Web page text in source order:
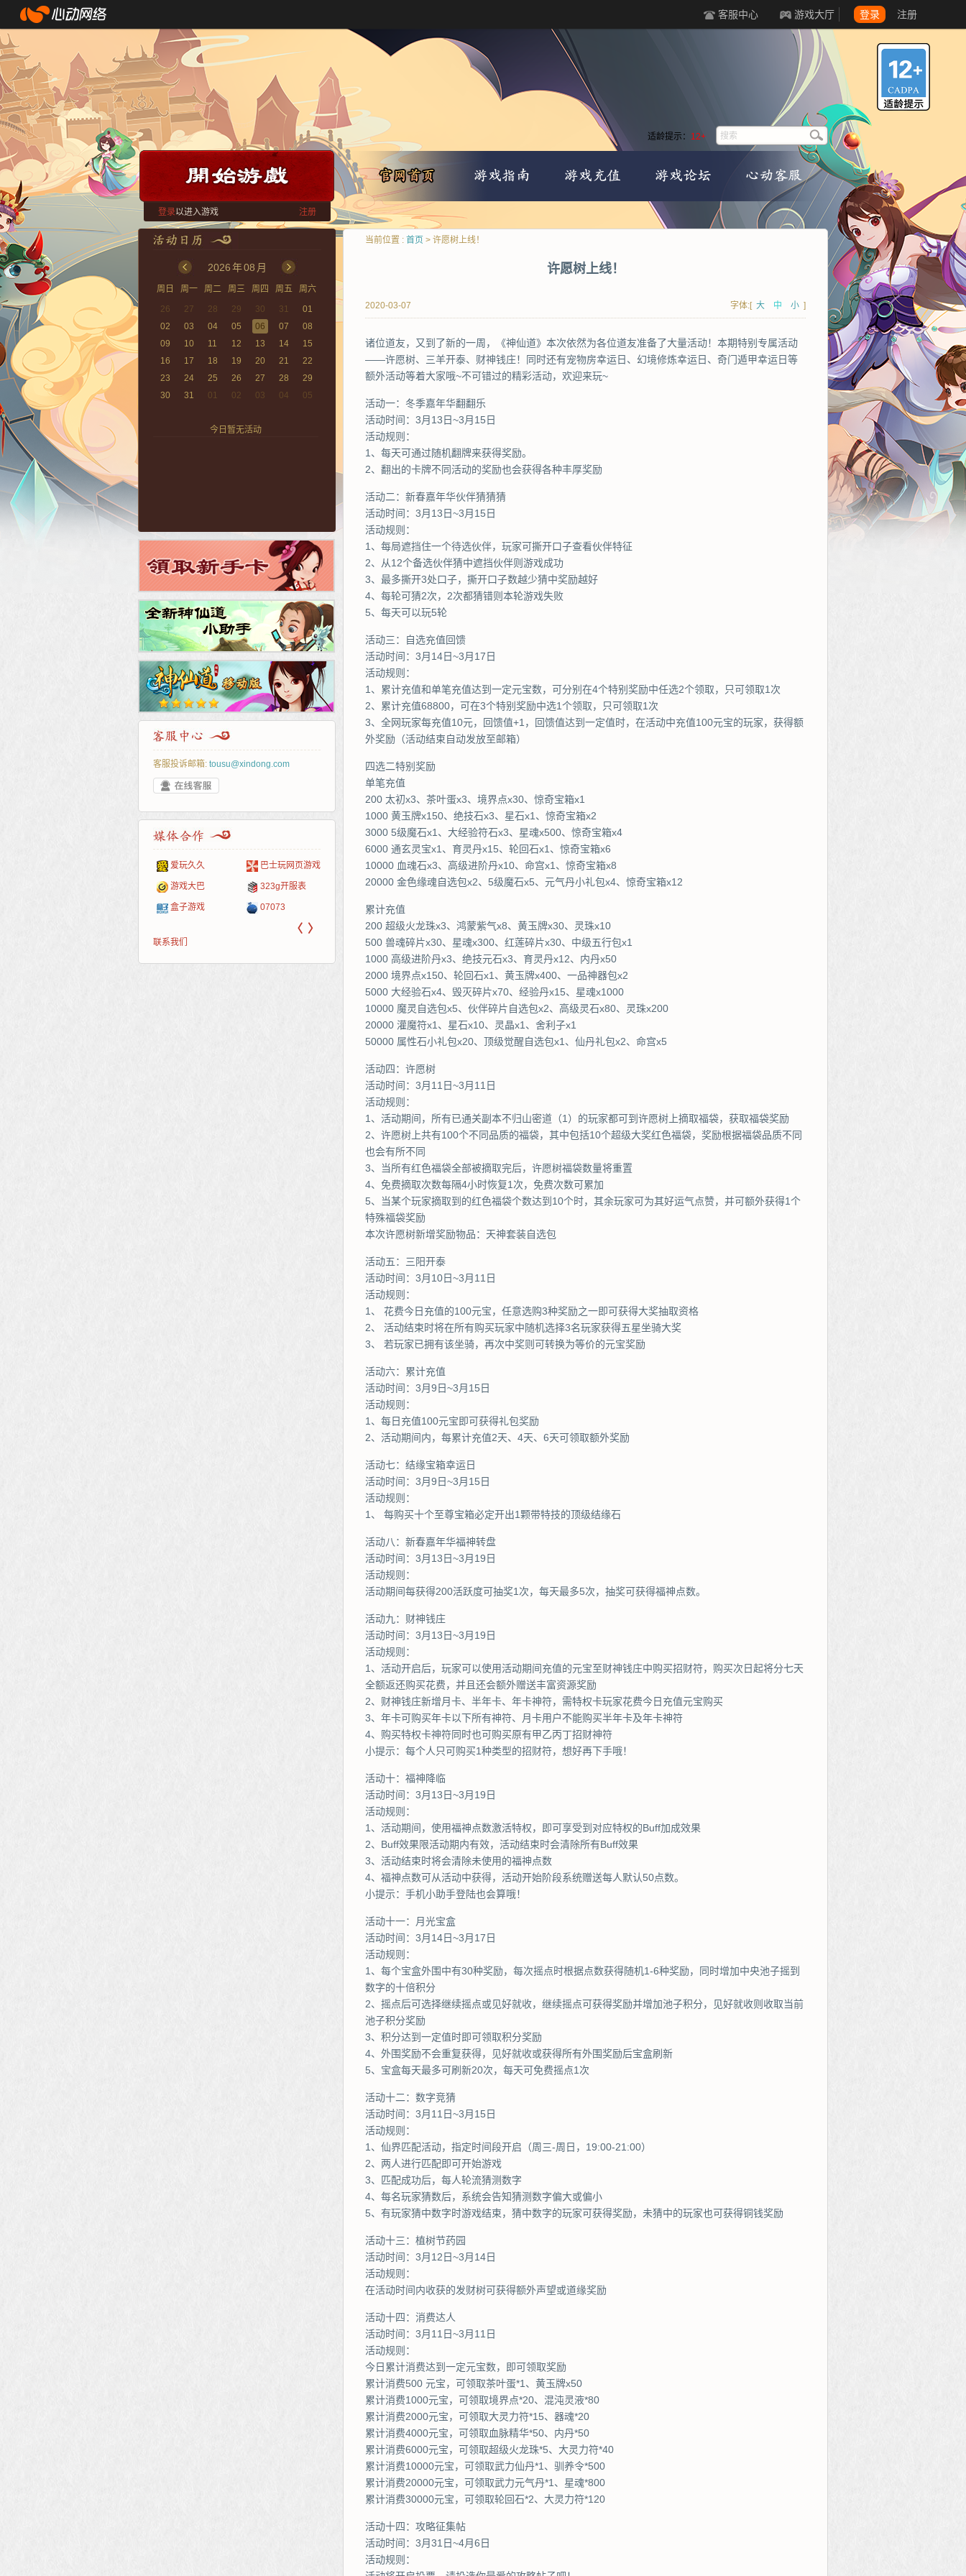
客服中心 游戏大厅 登录 注册
登录以进入游戏 注册
适龄提示： 12+
2026年08 月
周日 周一 周二 周三 周四 周五
周六
26
27 28 29 30 31
01
02
03 04 05 06 07
08
09
10 11 12 13 14
15
16
17 18 19 20 21
22
23
24 25 26 27 28
29
30
31 01 02 03 04 05
今日暂无活动
客服投诉邮箱: tousu@xindong.com
爱玩久久 巴士玩网页游戏
游戏大巴 323g开服表
盒子游戏 07073
页游网
腾讯游戏 新浪游戏
新浪页游
多玩
pcgame 中华网
游一游
游侠网页游戏 40407
5617网游网
开服网
斗蟹网页游戏 游戏观察
4q5q游戏
〈 〉
联系我们
当前位置 : 首页 > 许愿树上线！
许愿树上线！
2020-03-07 字体:[ 大 中 小 ]
诸位道友，又到了新的一周，《神仙道》本次依然为各位道友准备了大量活动！本期特别专属活动
——许愿树、三羊开泰、财神钱庄！同时还有宠物房幸运日、幻境修炼幸运日、奇门遁甲幸运日等
额外活动等着大家哦~不可错过的精彩活动，欢迎来玩~
活动一：冬季嘉年华翻翻乐
活动时间：3月13日~3月15日
活动规则：
1、每天可通过随机翻牌来获得奖励。
2、翻出的卡牌不同活动的奖励也会获得各种丰厚奖励
活动二：新春嘉年华伙伴猜猜猜
活动时间：3月13日~3月15日
活动规则：
1、每局遮挡住一个待选伙伴，玩家可撕开口子查看伙伴特征
2、从12个备选伙伴猜中遮挡伙伴则游戏成功
3、最多撕开3处口子，撕开口子数越少猜中奖励越好
4、每轮可猜2次，2次都猜错则本轮游戏失败
5、每天可以玩5轮
活动三：自选充值回馈
活动时间：3月14日~3月17日
活动规则：
1、累计充值和单笔充值达到一定元宝数，可分别在4个特别奖励中任选2个领取，只可领取1次
2、累计充值68800，可在3个特别奖励中选1个领取，只可领取1次
3、全网玩家每充值10元，回馈值+1，回馈值达到一定值时，在活动中充值100元宝的玩家，获得额
外奖励（活动结束自动发放至邮箱）
四选二特别奖励
单笔充值
200 太初x3、茶叶蛋x3、境界点x30、惊奇宝箱x1
1000 黄玉牌x150、绝技石x3、星石x1、惊奇宝箱x2
3000 5级魔石x1、大经验符石x3、星魂x500、惊奇宝箱x4
6000 通玄灵宝x1、育灵丹x15、轮回石x1、惊奇宝箱x6
10000 血魂石x3、高级进阶丹x10、命宫x1、惊奇宝箱x8
20000 金色缘魂自选包x2、5级魔石x5、元气丹小礼包x4、惊奇宝箱x12
累计充值
200 超级火龙珠x3、鸿蒙紫气x8、黄玉牌x30、灵珠x10
500 兽魂碎片x30、星魂x300、红莲碎片x30、中级五行包x1
1000 高级进阶丹x3、绝技元石x3、育灵丹x12、内丹x50
2000 境界点x150、轮回石x1、黄玉牌x400、一品神器包x2
5000 大经验石x4、毁灭碎片x70、经验丹x15、星魂x1000
10000 魔灵自选包x5、伙伴碎片自选包x2、高级灵石x80、灵珠x200
20000 灌魔符x1、星石x10、灵晶x1、舍利子x1
50000 属性石小礼包x20、顶级觉醒自选包x1、仙丹礼包x2、命宫x5
活动四：许愿树
活动时间：3月11日~3月11日
活动规则：
1、活动期间，所有已通关副本不归山密道（1）的玩家都可到许愿树上摘取福袋，获取福袋奖励
2、许愿树上共有100个不同品质的福袋，其中包括10个超级大奖红色福袋，奖励根据福袋品质不同
也会有所不同
3、当所有红色福袋全部被摘取完后，许愿树福袋数量将重置
4、免费摘取次数每隔4小时恢复1次，免费次数可累加
5、当某个玩家摘取到的红色福袋个数达到10个时，其余玩家可为其好运气点赞，并可额外获得1个
特殊福袋奖励
本次许愿树新增奖励物品：天神套装自选包
活动五：三阳开泰
活动时间：3月10日~3月11日
活动规则：
1、 花费今日充值的100元宝，任意选购3种奖励之一即可获得大奖抽取资格
2、 活动结束时将在所有购买玩家中随机选择3名玩家获得五星坐骑大奖
3、 若玩家已拥有该坐骑，再次中奖则可转换为等价的元宝奖励
活动六：累计充值
活动时间：3月9日~3月15日
活动规则：
1、每日充值100元宝即可获得礼包奖励
2、活动期间内，每累计充值2天、4天、6天可领取额外奖励
活动七：结缘宝箱幸运日
活动时间：3月9日~3月15日
活动规则：
1、 每购买十个至尊宝箱必定开出1颗带特技的顶级结缘石
活动八：新春嘉年华福神转盘
活动时间：3月13日~3月19日
活动规则：
活动期间每获得200活跃度可抽奖1次，每天最多5次，抽奖可获得福神点数。
活动九：财神钱庄
活动时间：3月13日~3月19日
活动规则：
1、活动开启后，玩家可以使用活动期间充值的元宝至财神钱庄中购买招财符，购买次日起将分七天
全额返还购买花费，并且还会额外赠送丰富资源奖励
2、财神钱庄新增月卡、半年卡、年卡神符，需特权卡玩家花费今日充值元宝购买
3、年卡可购买年卡以下所有神符、月卡用户不能购买半年卡及年卡神符
4、购买特权卡神符同时也可购买原有甲乙丙丁招财神符
小提示：每个人只可购买1种类型的招财符，想好再下手哦！
活动十：福神降临
活动时间：3月13日~3月19日
活动规则：
1、活动期间，使用福神点数激活特权，即可享受到对应特权的Buff加成效果
2、Buff效果限活动期内有效，活动结束时会清除所有Buff效果
3、活动结束时将会清除未使用的福神点数
4、福神点数可从活动中获得，活动开始阶段系统赠送每人默认50点数。
小提示：手机小助手登陆也会算哦！
活动十一：月光宝盒
活动时间：3月14日~3月17日
活动规则：
1、每个宝盒外围中有30种奖励，每次摇点时根据点数获得随机1-6种奖励，同时增加中央池子摇到
数字的十倍积分
2、摇点后可选择继续摇点或见好就收，继续摇点可获得奖励并增加池子积分，见好就收则收取当前
池子积分奖励
3、积分达到一定值时即可领取积分奖励
4、外围奖励不会重复获得，见好就收或获得所有外围奖励后宝盒刷新
5、宝盒每天最多可刷新20次，每天可免费摇点1次
活动十二：数字竞猜
活动时间：3月11日~3月15日
活动规则：
1、仙界匹配活动，指定时间段开启（周三-周日，19:00-21:00）
2、两人进行匹配即可开始游戏
3、匹配成功后，每人轮流猜测数字
4、每名玩家猜数后，系统会告知猜测数字偏大或偏小
5、有玩家猜中数字时游戏结束，猜中数字的玩家可获得奖励，未猜中的玩家也可获得铜钱奖励
活动十三：植树节药园
活动时间：3月12日~3月14日
活动规则：
在活动时间内收获的发财树可获得额外声望或道缘奖励
活动十四：消费达人
活动时间：3月11日~3月11日
活动规则：
今日累计消费达到一定元宝数，即可领取奖励
累计消费500 元宝，可领取茶叶蛋*1、黄玉牌x50
累计消费1000元宝，可领取境界点*20、混沌灵液*80
累计消费2000元宝，可领取大灵力符*15、器魂*20
累计消费4000元宝，可领取血脉精华*50、内丹*50
累计消费6000元宝，可领取超级火龙珠*5、大灵力符*40
累计消费10000元宝，可领取武力仙丹*1、驯养令*500
累计消费20000元宝，可领取武力元气丹*1、星魂*800
累计消费30000元宝，可领取轮回石*2、大灵力符*120
活动十四：攻略征集帖
活动时间：3月31日~4月6日
活动规则：